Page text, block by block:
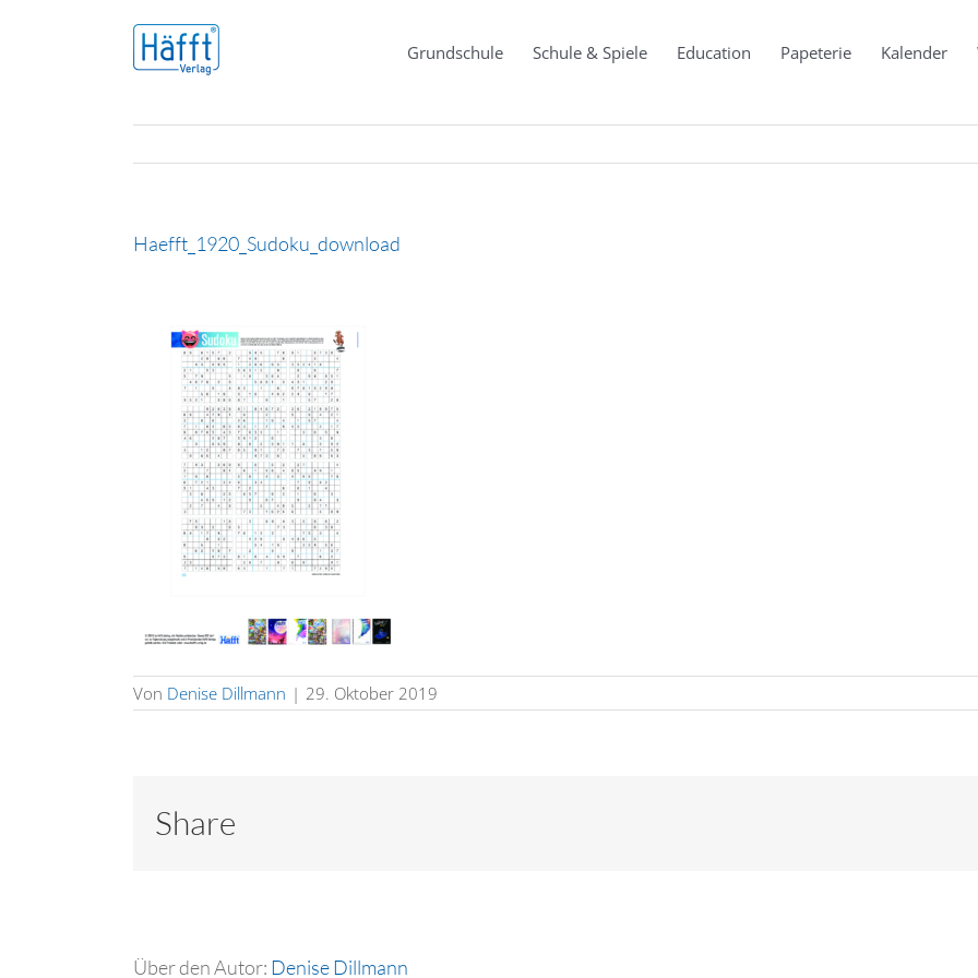
Grundschule Schule & Spiele Education Papeterie Kalender
Haefft_1920_Sudoku_download
Von Denise Dillmann | 29. Oktober 2019
Share
Über den Autor: Denise Dillmann